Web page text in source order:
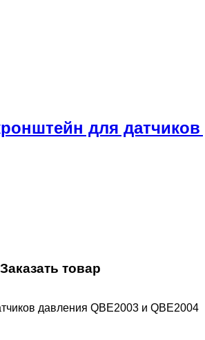
для датчиков
Заказать товар
давления QBE2003 и QBE2004